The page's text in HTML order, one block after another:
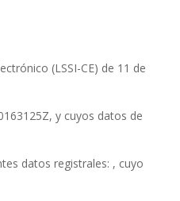
(LSSI-CE) de 11 de
, y cuyos datos de
datos registrales: , cuyo